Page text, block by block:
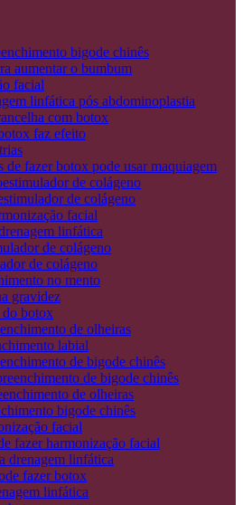
bigode chinês
aumentar o bumbum
facial
linfática pós abdominoplastia
com botox
faz efeito
de fazer botox pode usar maquiagem
de colágeno
de colágeno
facial
linfática
de colágeno
de colágeno
no mento
gravidez
botox
de olheiras
labial
de bigode chinês​
de bigode chinês
de olheiras
bigode chinês
facial
fazer harmonização facial
drenagem linfática
fazer botox
linfática